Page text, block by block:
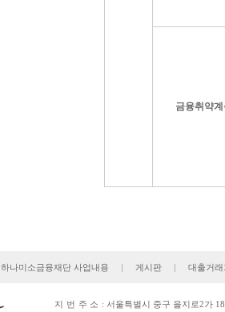
금융취약
하나미소금융재단 사업내용 | 게시판 | 대출거
지번주소 : 서울특별시 중구 을지로2가